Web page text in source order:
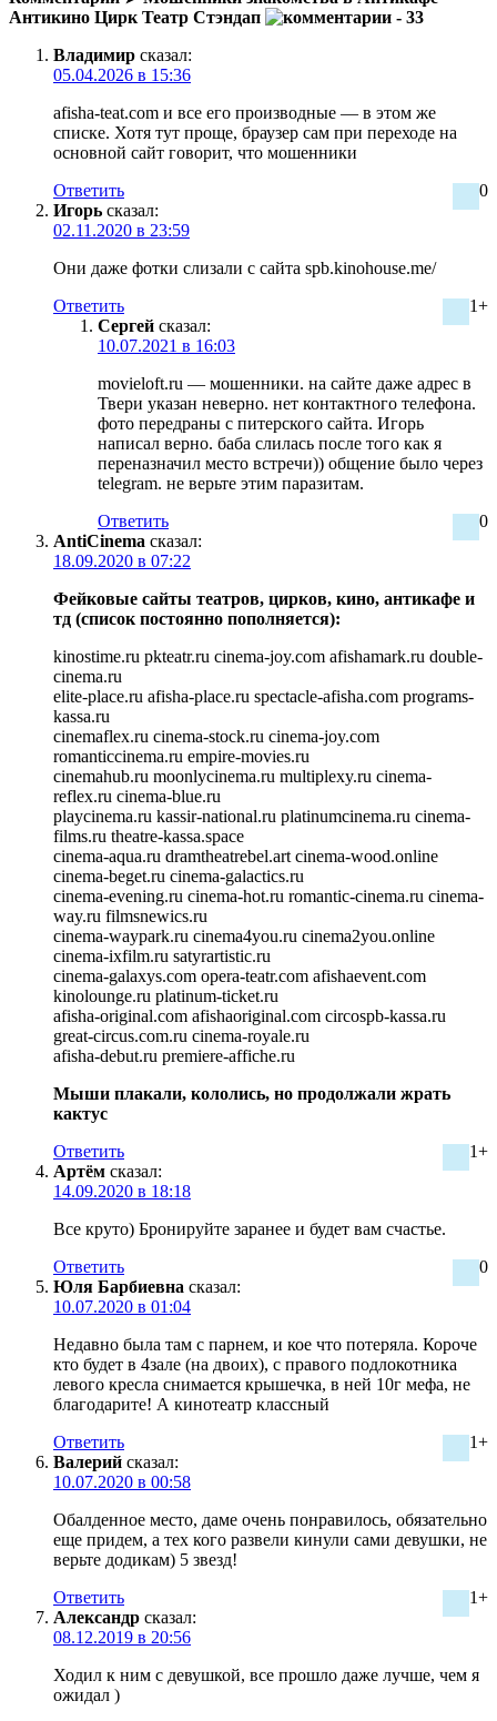
Антикино Цирк Театр Стэндап
- 33
Владимир сказал:
05.04.2026 в 15:36
afisha-teat.com и все его производные — в этом же
списке. Хотя тут проще, браузер сам при переходе на
основной сайт говорит, что мошенники
0
Ответить
Игорь сказал:
02.11.2020 в 23:59
Они даже фотки слизали с сайта spb.kinohouse.me/
1+
Ответить
Сергей сказал:
10.07.2021 в 16:03
movieloft.ru — мошенники. на сайте даже адрес в
Твери указан неверно. нет контактного телефона.
фото передраны с питерского сайта. Игорь
написал верно. баба слилась после того как я
переназначил место встречи)) общение было через
telegram. не верьте этим паразитам.
0
Ответить
AntiCinema сказал:
18.09.2020 в 07:22
Фейковые сайты театров, цирков, кино, антикафе и
тд (список постоянно пополняется):
kinostime.ru pkteatr.ru cinema-joy.com afishamark.ru double-
cinema.ru
elite-place.ru afisha-place.ru spectacle-afisha.com programs-
kassa.ru
cinemaflex.ru cinema-stock.ru cinema-joy.com
romanticcinema.ru empire-movies.ru
cinemahub.ru moonlycinema.ru multiplexy.ru cinema-
reflex.ru cinema-blue.ru
playcinema.ru kassir-national.ru platinumcinema.ru cinema-
films.ru theatre-kassa.space
cinema-aqua.ru dramtheatrebel.art cinema-wood.online
cinema-beget.ru cinema-galactics.ru
cinema-evening.ru cinema-hot.ru romantic-cinema.ru cinema-
way.ru filmsnewics.ru
cinema-waypark.ru cinema4you.ru cinema2you.online
cinema-ixfilm.ru satyrartistic.ru
cinema-galaxys.com opera-teatr.com afishaevent.com
kinolounge.ru platinum-ticket.ru
afisha-original.com afishaoriginal.com circospb-kassa.ru
great-circus.com.ru cinema-royale.ru
afisha-debut.ru premiere-affiche.ru
Мыши плакали, кололись, но продолжали жрать
кактус
1+
Ответить
Артём сказал:
14.09.2020 в 18:18
Все круто) Бронируйте заранее и будет вам счастье.
0
Ответить
Юля Барбиевна сказал:
10.07.2020 в 01:04
Недавно была там с парнем, и кое что потеряла. Короче
кто будет в 4зале (на двоих), с правого подлокотника
левого кресла снимается крышечка, в ней 10г мефа, не
благодарите! А кинотеатр классный
1+
Ответить
Валерий сказал:
10.07.2020 в 00:58
Обалденное место, даме очень понравилось, обязательно
еще придем, а тех кого развели кинули сами девушки, не
верьте додикам) 5 звезд!
1+
Ответить
Александр сказал:
08.12.2019 в 20:56
Ходил к ним с девушкой, все прошло даже лучше, чем я
ожидал )